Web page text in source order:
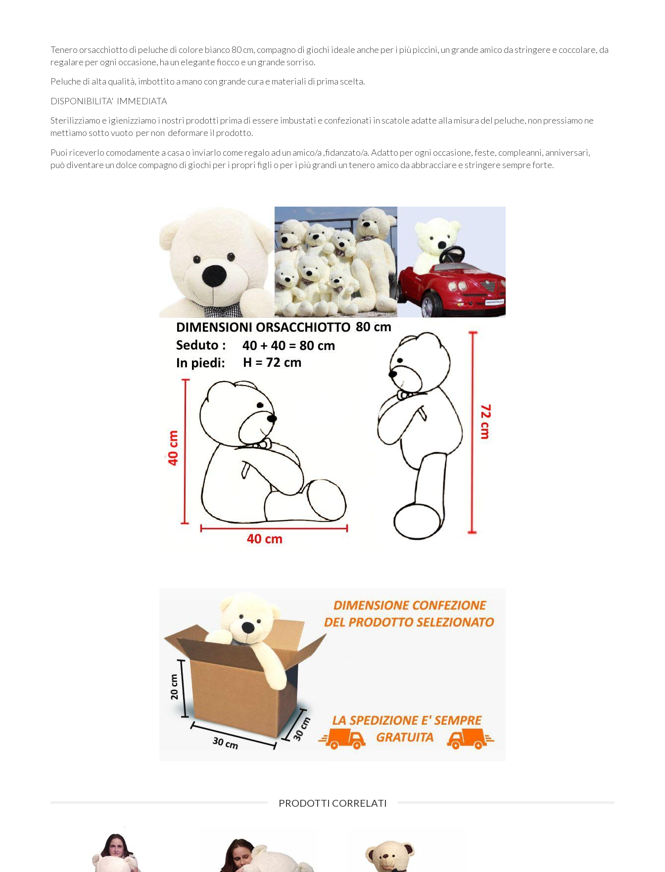
Tenero orsacchiotto di peluche di colore bianco 80 cm, compagno di giochi ideale anche per i più piccini, un grande amico da stringere e coccolare, da
regalare per ogni occasione, ha un elegante fiocco e un grande sorriso.
Peluche di alta qualità, imbottito a mano con grande cura e materiali di prima scelta.
DISPONIBILITA' IMMEDIATA
Sterilizziamo e igienizziamo i nostri prodotti prima di essere imbustati e confezionati in scatole adatte alla misura del peluche, non pressiamo ne
mettiamo sotto vuoto per non deformare il prodotto.
Puoi riceverlo comodamente a casa o inviarlo come regalo ad un amico/a ,fidanzato/a. Adatto per ogni occasione, feste, compleanni, anniversari,
può diventare un dolce compagno di giochi per i propri figli o per i più grandi un tenero amico da abbracciare e stringere sempre forte.
PRODOTTI CORRELATI